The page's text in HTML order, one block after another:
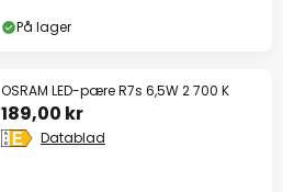
På lager
OSRAM LED-pære R7s 6,5W 2 700 K
189,00 kr
Datablad